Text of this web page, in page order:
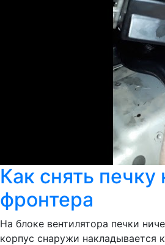
Как снять печку
фронтера
На блоке вентилятора печки
корпус снаружи накладывается